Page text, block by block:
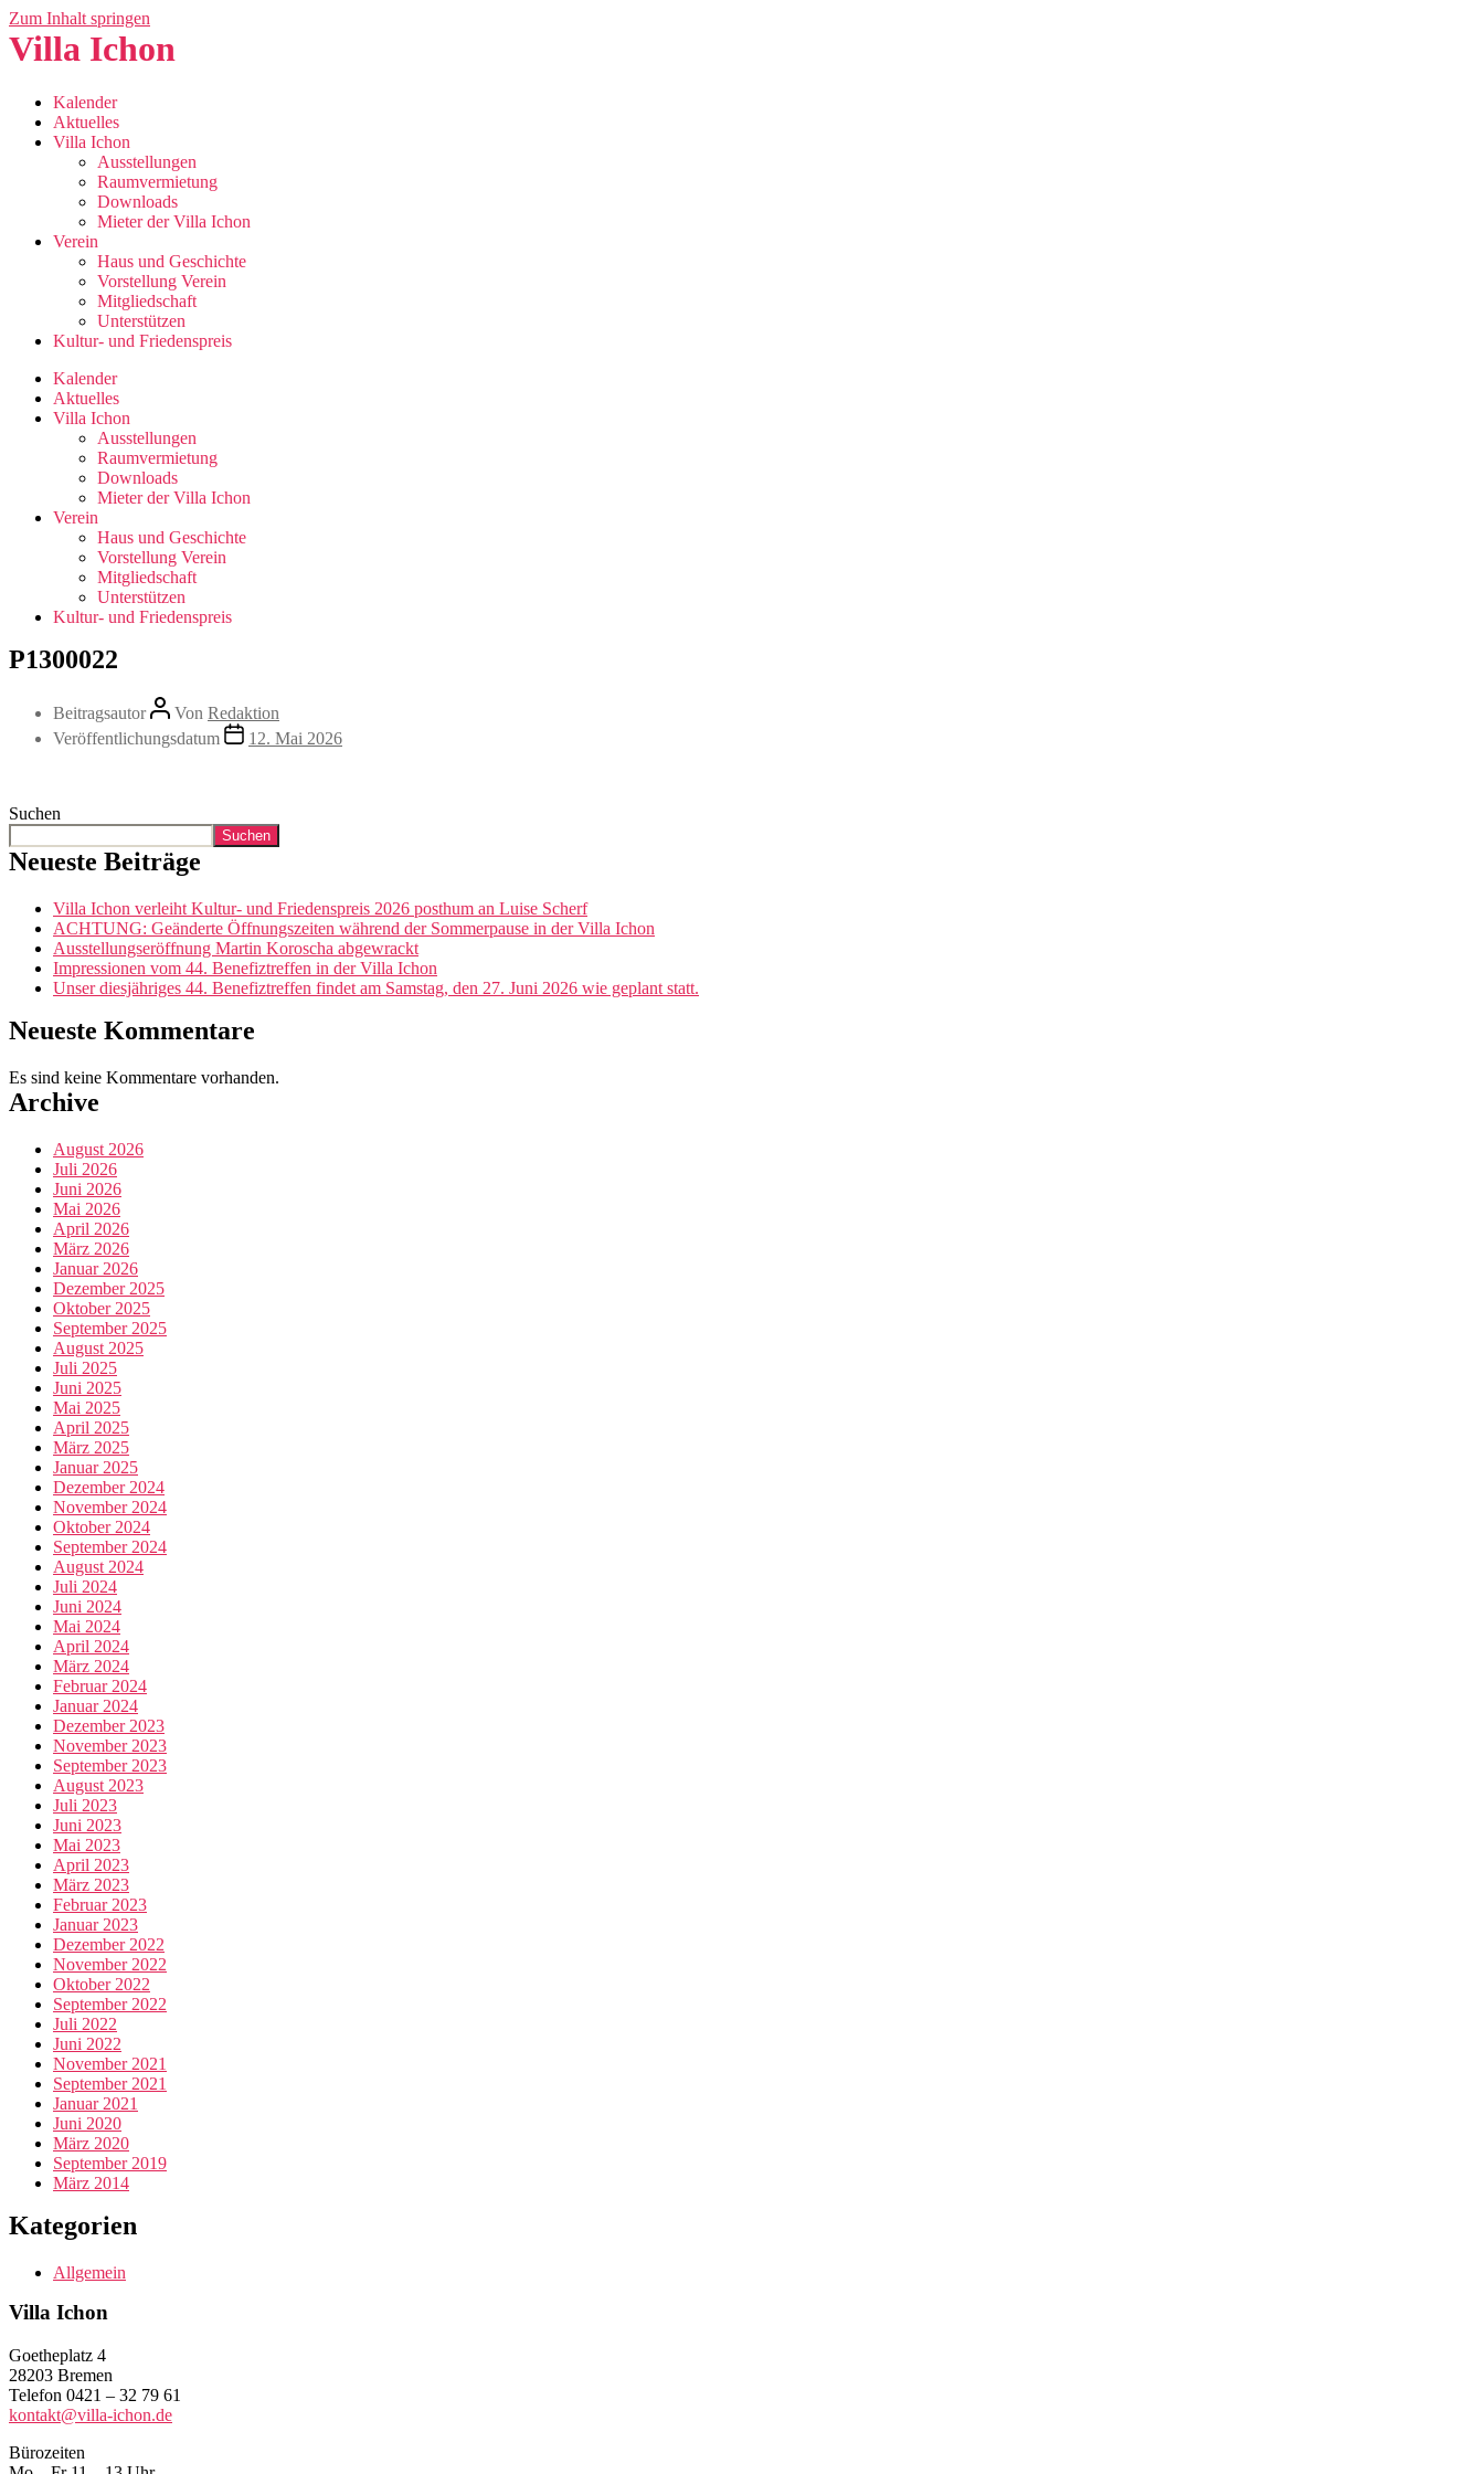
Zum Inhalt springen
Villa Ichon
Kalender
Aktuelles
Villa Ichon
Ausstellungen
Raumvermietung
Downloads
Mieter der Villa Ichon
Verein
Haus und Geschichte
Vorstellung Verein
Mitgliedschaft
Unterstützen
Kultur- und Friedenspreis
Kalender
Aktuelles
Villa Ichon
Ausstellungen
Raumvermietung
Downloads
Mieter der Villa Ichon
Verein
Haus und Geschichte
Vorstellung Verein
Mitgliedschaft
Unterstützen
Kultur- und Friedenspreis
P1300022
Beitragsautor Von Redaktion
Veröffentlichungsdatum
12. Mai 2026
Suchen
Suchen
Neueste Beiträge
Villa Ichon verleiht Kultur- und Friedenspreis 2026 posthum an Luise Scherf
ACHTUNG: Geänderte Öffnungszeiten während der Sommerpause in der Villa Ichon
Ausstellungseröffnung Martin Koroscha abgewrackt
Impressionen vom 44. Benefiztreffen in der Villa Ichon
Unser diesjähriges 44. Benefiztreffen findet am Samstag, den 27. Juni 2026 wie geplant statt.
Neueste Kommentare
Es sind keine Kommentare vorhanden.
Archive
August 2026
Juli 2026
Juni 2026
Mai 2026
April 2026
März 2026
Januar 2026
Dezember 2025
Oktober 2025
September 2025
August 2025
Juli 2025
Juni 2025
Mai 2025
April 2025
März 2025
Januar 2025
Dezember 2024
November 2024
Oktober 2024
September 2024
August 2024
Juli 2024
Juni 2024
Mai 2024
April 2024
März 2024
Februar 2024
Januar 2024
Dezember 2023
November 2023
September 2023
August 2023
Juli 2023
Juni 2023
Mai 2023
April 2023
März 2023
Februar 2023
Januar 2023
Dezember 2022
November 2022
Oktober 2022
September 2022
Juli 2022
Juni 2022
November 2021
September 2021
Januar 2021
Juni 2020
März 2020
September 2019
März 2014
Kategorien
Allgemein
Villa Ichon
Goetheplatz 4
28203 Bremen
Telefon 0421 – 32 79 61
kontakt@villa-ichon.de
Bürozeiten